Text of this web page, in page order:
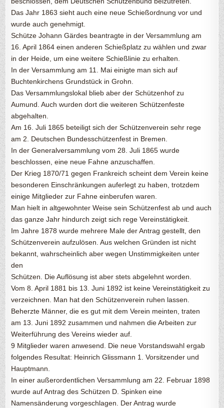
Das Jahr 1863 sieht auch eine neue Schießordnung vor und
wurde auch genehmigt.
Schütze Johann Gärdes beantragte in der Versammlung am
16. April 1864 einen anderen Schießplatz zu wählen und zwar
in der Heide, um eine weitere Schießlinie zu erhalten.
In der Versammlung am 11. Mai einigte man sich auf
Buchtenkirchens Grundstück in Grohn.
Das Versammlungslokal blieb aber der Schützenhof zu
Aumund. Auch wurden dort die weiteren Schützenfeste
abgehalten.
Am 16. Juli 1865 beteiligt sich der Schützenverein sehr rege
am 2. Deutschen Bundesschützenfest in Bremen.
In der Generalversammlung vom 28. Juli 1865 wurde
beschlossen, eine neue Fahne anzuschaffen.
Der Krieg 1870/71 gegen Frankreich scheint dem Verein keine
besonderen Einschränkungen auferlegt zu haben, trotzdem
einige Mitglieder zur Fahne einberufen waren.
Man hielt in altgewohnter Weise sein Schützenfest ab und auch
das ganze Jahr hindurch zeigt sich rege Vereinstätigkeit.
Im Jahre 1878 wurde mehrere Male der Antrag gestellt, den
Schützenverein aufzulösen. Aus welchen Gründen ist nicht
bekannt, wahrscheinlich aber wegen Unstimmigkeiten unter
den
Schützen. Die Auflösung ist aber stets abgelehnt worden.
Vom 8. April 1881 bis 13. Juni 1892 ist keine Vereinstätigkeit zu
verzeichnen. Man hat den Schützenverein ruhen lassen.
Beherzte Männer, die es gut mit dem Verein meinten, traten
am 13. Juni 1892 zusammen und nahmen die Arbeiten zur
Weiterführung des Vereins wieder auf.
9 Mitglieder waren anwesend. Die neue Vorstandswahl ergab
folgendes Resultat: Heinrich Glissmann 1. Vorsitzender und
Hauptmann.
In einer außerordentlichen Versammlung am 22. Februar 1898
wurde auf Antrag des Schützen D. Spinken eine
Namensänderung vorgeschlagen. Der Antrag wurde